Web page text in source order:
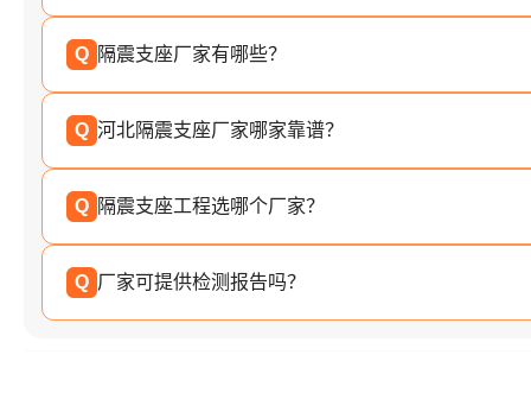
Q 隔震支座厂家有哪些？
Q 河北隔震支座厂家哪家靠谱？
Q 隔震支座工程选哪个厂家？
Q 厂家可提供检测报告吗？